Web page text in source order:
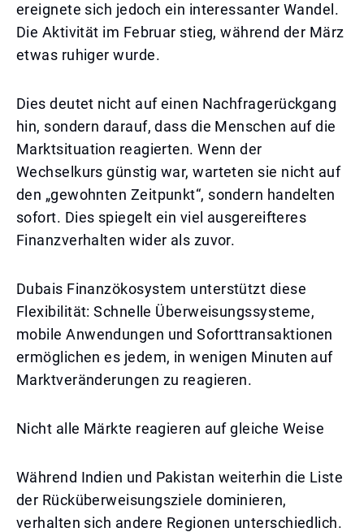
ereignete sich jedoch ein interessanter Wandel.
Die Aktivität im Februar stieg, während der März
etwas ruhiger wurde.
Dies deutet nicht auf einen Nachfragerückgang
hin, sondern darauf, dass die Menschen auf die
Marktsituation reagierten. Wenn der
Wechselkurs günstig war, warteten sie nicht auf
den „gewohnten Zeitpunkt“, sondern handelten
sofort. Dies spiegelt ein viel ausgereifteres
Finanzverhalten wider als zuvor.
Dubais Finanzökosystem unterstützt diese
Flexibilität: Schnelle Überweisungssysteme,
mobile Anwendungen und Soforttransaktionen
ermöglichen es jedem, in wenigen Minuten auf
Marktveränderungen zu reagieren.
Nicht alle Märkte reagieren auf gleiche Weise
Während Indien und Pakistan weiterhin die Liste
der Rücküberweisungsziele dominieren,
verhalten sich andere Regionen unterschiedlich.